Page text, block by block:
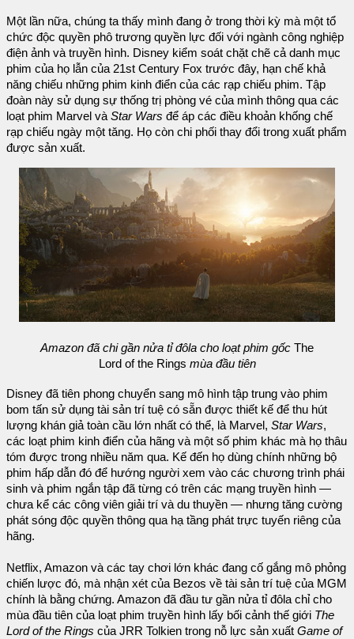
Một lần nữa, chúng ta thấy mình đang ở trong thời kỳ mà một tổ
chức độc quyền phô trương quyền lực đối với ngành công nghiệp
điện ảnh và truyền hình. Disney kiểm soát chặt chẽ cả danh mục
phim của họ lẫn của 21st Century Fox trước đây, hạn chế khả
năng chiếu những phim kinh điển của các rạp chiếu phim. Tập
đoàn này sử dụng sự thống trị phòng vé của mình thông qua các
loạt phim Marvel vàStar Wars để áp các điều khoản khống chế
rạp chiếu ngày một tăng. Họ còn chi phối thay đổi trong xuất phẩm
được sản xuất.
Amazon đã chi gần nửa tỉ đôla cho loạt phim gốc The
Lord of the Rings mùa đầu tiên
Disney đã tiên phong chuyển sang mô hình tập trung vào phim
bom tấn sử dụng tài sản trí tuệ có sẵn được thiết kế để thu hút
lượng khán giả toàn cầu lớn nhất có thể, là Marvel, Star Wars,
các loạt phim kinh điển của hãng và một số phim khác mà họ thâu
tóm được trong nhiều năm qua. Kế đến họ dùng chính những bộ
phim hấp dẫn đó để hướng người xem vào các chương trình phái
sinh và phim ngắn tập đã từng có trên các mạng truyền hình —
chưa kể các công viên giải trí và du thuyền — nhưng tăng cường
phát sóng độc quyền thông qua hạ tầng phát trực tuyến riêng của
hãng.
Netflix, Amazon và các tay chơi lớn khác đang cố gắng mô phỏng
chiến lược đó, mà nhận xét của Bezos về tài sản trí tuệ của MGM
chính là bằng chứng. Amazon đã đầu tư gần nửa tỉ đôla chỉ cho
mùa đầu tiên của loạt phim truyền hình lấy bối cảnh thế giới The
Lord of the Rings của JRR Tolkien trong nỗ lực sản xuất Game of